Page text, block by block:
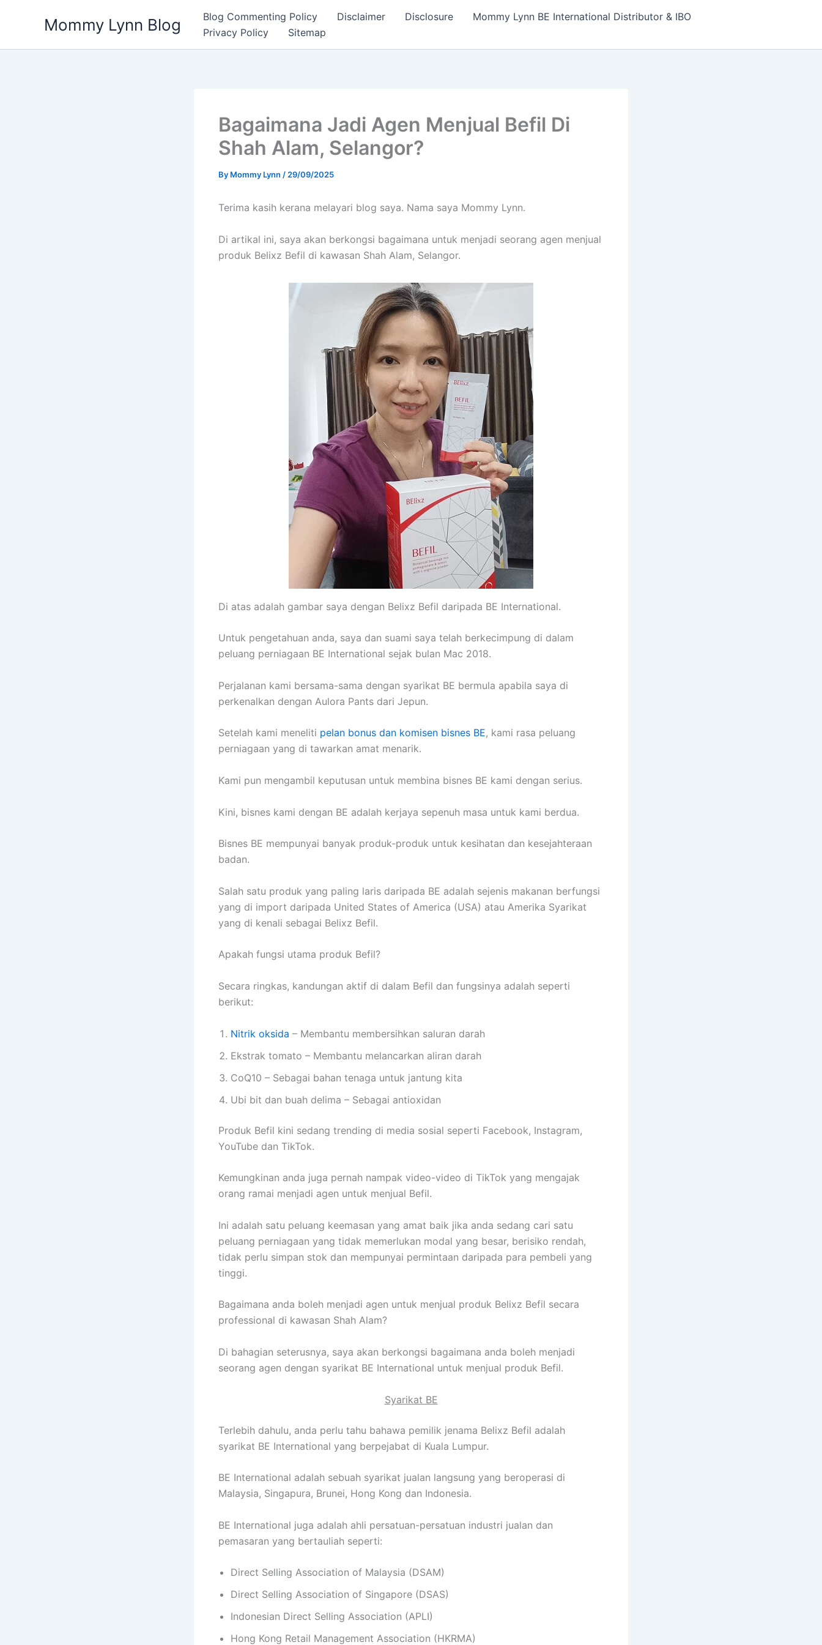
Mommy Lynn Blog Blog Commenting Policy Disclaimer Disclosure
Mommy Lynn BE International Distributor & IBO
Privacy Policy
Sitemap
Bagaimana Jadi Agen Menjual Befil Di
Shah Alam, Selangor?
By Mommy Lynn / 29/09/2025
Terima kasih kerana melayari blog saya. Nama saya Mommy Lynn.
Di artikal ini, saya akan berkongsi bagaimana untuk menjadi seorang agen menjual
produk Belixz Befil di kawasan Shah Alam, Selangor.
Di atas adalah gambar saya dengan Belixz Befil daripada BE International.
Untuk pengetahuan anda, saya dan suami saya telah berkecimpung di dalam
peluang perniagaan BE International sejak bulan Mac 2018.
Perjalanan kami bersama-sama dengan syarikat BE bermula apabila saya di
perkenalkan dengan Aulora Pants dari Jepun.
Setelah kami meneliti pelan bonus dan komisen bisnes BE, kami rasa peluang
perniagaan yang di tawarkan amat menarik.
Kami pun mengambil keputusan untuk membina bisnes BE kami dengan serius.
Kini, bisnes kami dengan BE adalah kerjaya sepenuh masa untuk kami berdua.
Bisnes BE mempunyai banyak produk-produk untuk kesihatan dan kesejahteraan
badan.
Salah satu produk yang paling laris daripada BE adalah sejenis makanan berfungsi
yang di import daripada United States of America (USA) atau Amerika Syarikat
yang di kenali sebagai Belixz Befil.
Apakah fungsi utama produk Befil?
Secara ringkas, kandungan aktif di dalam Befil dan fungsinya adalah seperti
berikut:
Nitrik oksida – Membantu membersihkan saluran darah
Ekstrak tomato – Membantu melancarkan aliran darah
CoQ10 – Sebagai bahan tenaga untuk jantung kita
Ubi bit dan buah delima – Sebagai antioxidan
Produk Befil kini sedang trending di media sosial seperti Facebook, Instagram,
YouTube dan TikTok.
Kemungkinan anda juga pernah nampak video-video di TikTok yang mengajak
orang ramai menjadi agen untuk menjual Befil.
Ini adalah satu peluang keemasan yang amat baik jika anda sedang cari satu
peluang perniagaan yang tidak memerlukan modal yang besar, berisiko rendah,
tidak perlu simpan stok dan mempunyai permintaan daripada para pembeli yang
tinggi.
Bagaimana anda boleh menjadi agen untuk menjual produk Belixz Befil secara
professional di kawasan Shah Alam?
Di bahagian seterusnya, saya akan berkongsi bagaimana anda boleh menjadi
seorang agen dengan syarikat BE International untuk menjual produk Befil.
Syarikat BE
Terlebih dahulu, anda perlu tahu bahawa pemilik jenama Belixz Befil adalah
syarikat BE International yang berpejabat di Kuala Lumpur.
BE International adalah sebuah syarikat jualan langsung yang beroperasi di
Malaysia, Singapura, Brunei, Hong Kong dan Indonesia.
BE International juga adalah ahli persatuan-persatuan industri jualan dan
pemasaran yang bertauliah seperti:
Direct Selling Association of Malaysia (DSAM)
Direct Selling Association of Singapore (DSAS)
Indonesian Direct Selling Association (APLI)
Hong Kong Retail Management Association (HKRMA)